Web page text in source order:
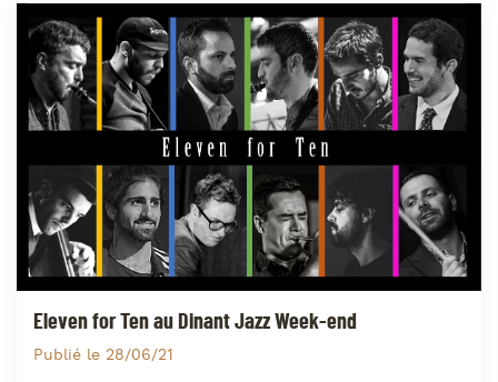
Eleven for Ten au Dinant Jazz Week-end
Publié le 28/06/21